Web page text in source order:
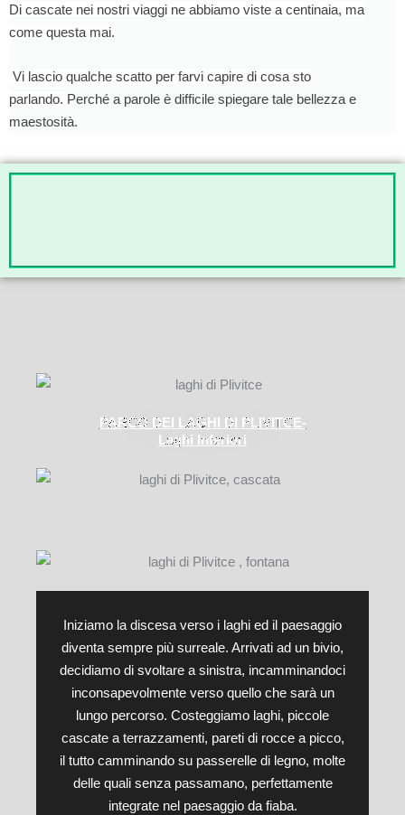
Di cascate nei nostri viaggi ne abbiamo viste a centinaia, ma
come questa mai.
Vi lascio qualche scatto per farvi capire di cosa sto
parlando. Perché a parole è difficile spiegare tale bellezza e
maestosità.
PARCO DEI LAGHI DI PLIVITCE-
Laghi Inferiori
Iniziamo la discesa verso i laghi ed il paesaggio
diventa sempre più surreale. Arrivati ad un bivio,
decidiamo di svoltare a sinistra, incamminandoci
inconsapevolmente verso quello che sarà un
lungo percorso. Costeggiamo laghi, piccole
cascate a terrazzamenti, pareti di rocce a picco,
il tutto camminando su passerelle di legno, molte
delle quali senza passamano, perfettamente
integrate nel paesaggio da fiaba.